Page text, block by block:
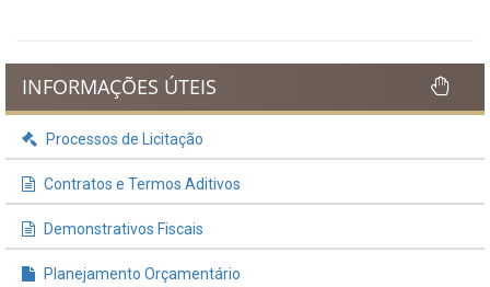
INFORMAÇÕES ÚTEIS
Processos de Licitação
Contratos e Termos Aditivos
Demonstrativos Fiscais
Planejamento Orçamentário